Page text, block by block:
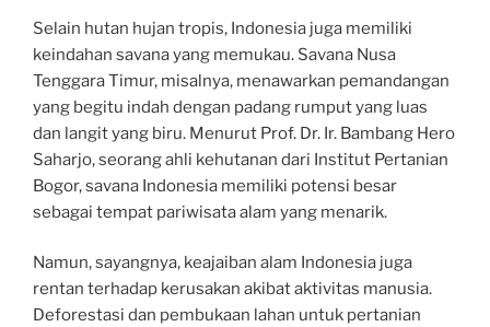
Selain hutan hujan tropis, Indonesia juga memiliki
keindahan savana yang memukau. Savana Nusa
Tenggara Timur, misalnya, menawarkan pemandangan
yang begitu indah dengan padang rumput yang luas
dan langit yang biru. Menurut Prof. Dr. Ir. Bambang Hero
Saharjo, seorang ahli kehutanan dari Institut Pertanian
Bogor, savana Indonesia memiliki potensi besar
sebagai tempat pariwisata alam yang menarik.
Namun, sayangnya, keajaiban alam Indonesia juga
rentan terhadap kerusakan akibat aktivitas manusia.
Deforestasi dan pembukaan lahan untuk pertanian